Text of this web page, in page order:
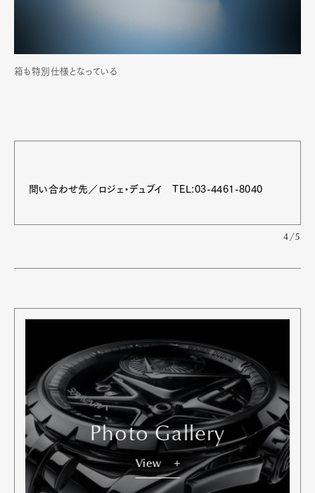
GourmetCars
Contact
Pen international Pen tw
箱も特別仕様となっている
問い合わせ先／ロジェ・デュブイ TEL:03-4461-8040
4/5
Photo Gallery
View